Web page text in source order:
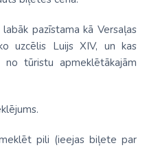
labāk pazīstama kā Versaļas
uzcēlis Luijs XIV, un kas
tūristu apmeklētākajām
pili (ieejas biļete par